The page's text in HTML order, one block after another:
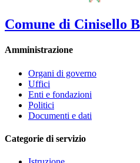
Comune di Cinisello
Amministrazione
Organi di governo
Uffici
Enti e fondazioni
Politici
Documenti e dati
Categorie di servizio